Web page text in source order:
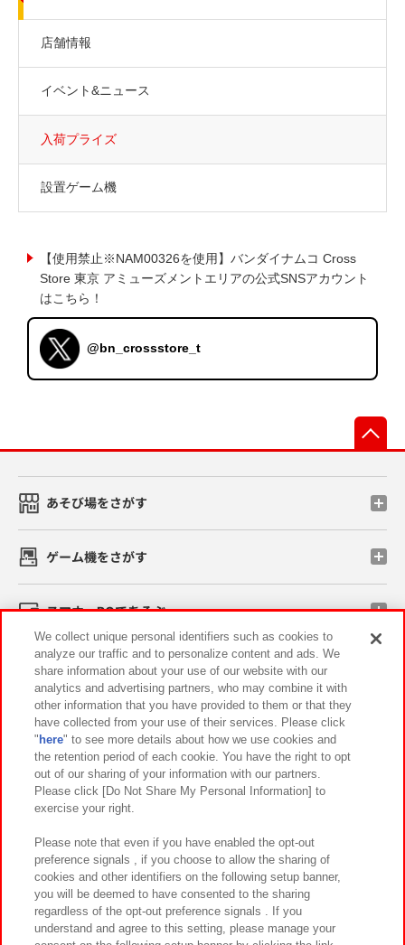
店舗情報
イベント&ニュース
入荷プライズ
設置ゲーム機
【使用禁止※NAM00326を使用】バンダイナムコ Cross
Store 東京 アミューズメントエリアの公式SNSアカウント
はこちら！
@bn_crossstore_t
あそび場をさがす
ゲーム機をさがす
スマホ・PCであそぶ
イベント・キャンペーン
関連会社 サステナビリティ サイトポリシー
プライバシーポリシー ウェブアクセシビリティ方針と検証結果
お取引先さまとともに
カスタマーハラスメント対応方針 よくあるご質問・お問い合わせ
We collect unique personal identifiers such as cookies to
analyze our traffic and to personalize content and ads. We
share information about your use of our website with our
analytics and advertising partners, who may combine it with
other information that you have provided to them or that they
have collected from your use of their services. Please click
" here" to see more details about how we use cookies and
the retention period of each cookie. You have the right to opt
out of our sharing of your information with our partners.
Please click [Do Not Share My Personal Information] to
exercise your right.
Please note that even if you have enabled the opt-out
preference signals , if you choose to allow the sharing of
cookies and other identifiers on the following setup banner,
you will be deemed to have consented to the sharing
regardless of the opt-out preference signals . If you
understand and agree to this setting, please manage your